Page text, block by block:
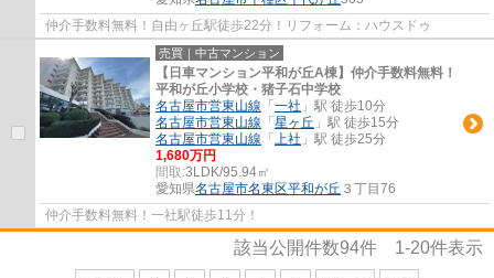
仲介手数料無料！自由ヶ丘駅徒歩22分！リフォーム：ハウスドゥ
売買｜中古マンション
【日車マンション平和が丘A棟】仲介手数料無料！
平和が丘小学校・猪子石中学校
名古屋市営東山線 「 一社 」駅 徒歩10分
名古屋市営東山線 「 星ヶ丘 」駅 徒歩15分
名古屋市営東山線 「 上社 」駅 徒歩25分
1,680万円
間取:3LDK/95.94㎡
愛知県名古屋市名東区平和が丘 ３丁目76
仲介手数料無料！一社駅徒歩11分！
該当公開件数94件 1-20件表示